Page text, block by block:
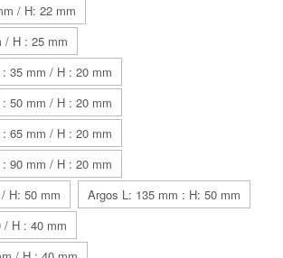
/ H: 22 mm
/ H : 25 mm
35 mm / H : 20 mm
50 mm / H : 20 mm
65 mm / H : 20 mm
90 mm / H : 20 mm
H: 50 mm
Argos L: 135 mm : H: 50 mm
/ H : 40 mm